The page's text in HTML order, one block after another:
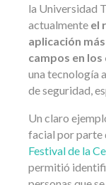
la Universidad
actualmente el
aplicación
campos en
una tecnología
de seguridad,
Un claro
facial por parte
Festival de la
permitió